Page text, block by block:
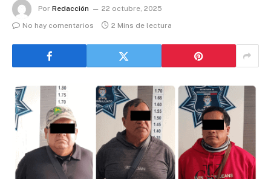
Por Redacción
22 octubre, 2025
No hay comentarios
2 Mins de lectura